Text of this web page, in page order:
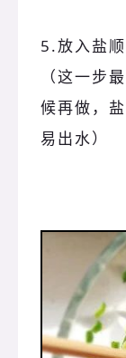
5.放入盐顺
（这一步
候再做，
易出水）